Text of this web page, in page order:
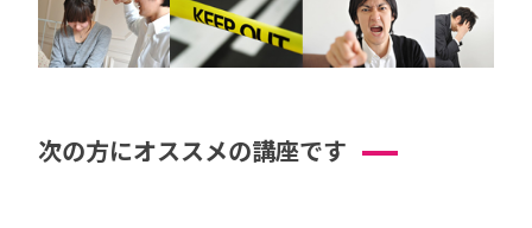
次の方にオススメの講座です